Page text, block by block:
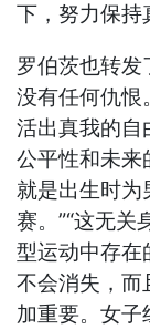
下，努力保持
罗伯茨也转发
没有任何仇恨
活出真我的自
公平性和未来
就是出生时为
赛。”“这无关
型运动中存
不会消失，而
加重要。女子